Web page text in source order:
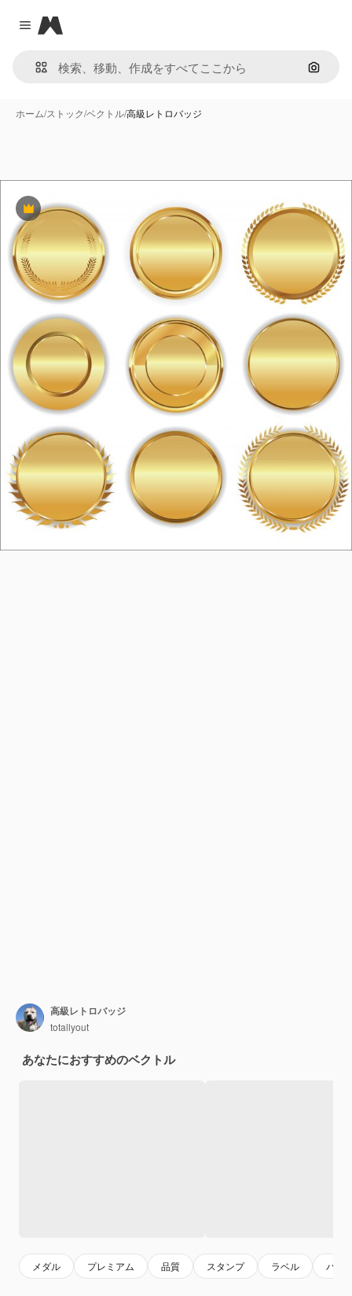
Close menu
Magnific
画像で
ホーム/ストック/ベクトル/高級レトロバッジ
Premium
高級レトロバッジ
totallyout
あなたにおすすめのベクトル
メダル プレミアム 品質 スタンプ ラベル バッ